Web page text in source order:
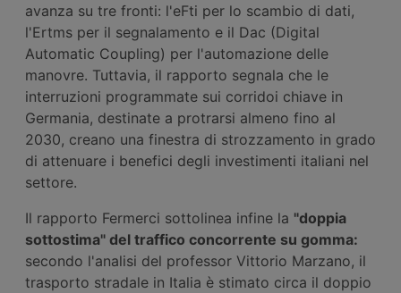
avanza su tre fronti: l'eFti per lo scambio di dati,
l'Ertms per il segnalamento e il Dac (Digital
Automatic Coupling) per l'automazione delle
manovre. Tuttavia, il rapporto segnala che le
interruzioni programmate sui corridoi chiave in
Germania, destinate a protrarsi almeno fino al
2030, creano una finestra di strozzamento in grado
di attenuare i benefici degli investimenti italiani nel
settore.
Il rapporto Fermerci sottolinea infine la "doppia
sottostima" del traffico concorrente su gomma:
secondo l'analisi del professor Vittorio Marzano, il
trasporto stradale in Italia è stimato circa il doppio